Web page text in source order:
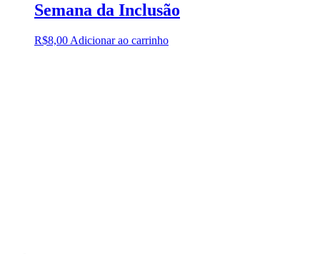
Semana da Inclusão
R$8,00 Adicionar ao carrinho